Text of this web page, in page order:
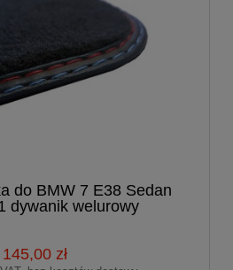
do BMW 7 E38 Sedan
dywanik welurowy
145,00 zł